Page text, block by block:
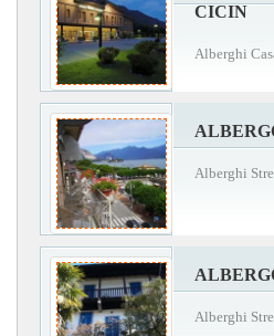
CICIN
Alberghi
Alberghi
Alberghi